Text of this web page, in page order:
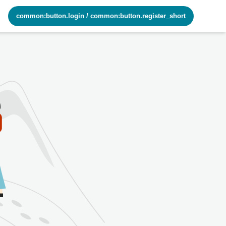
common:button.login / common:button.register_short